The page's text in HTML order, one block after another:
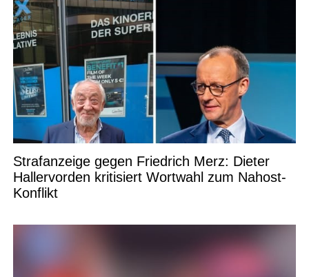
Strafanzeige gegen Friedrich Merz: Dieter
Hallervorden kritisiert Wortwahl zum Nahost-
Konflikt